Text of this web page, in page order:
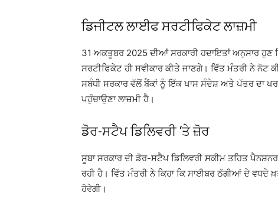
ਡਿਜੀਟਲ ਲਾਈਫ ਸਰਟੀਫਿਕੇਟ ਲਾਜ਼ਮੀ
31 ਅਕਤੂਬਰ 2025 ਦੀਆਂ ਸਰਕਾਰੀ ਹਦਾਇਤਾਂ ਅਨੁਸਾਰ ਹੁਣ
ਸਰਟੀਫਿਕੇਟ ਹੀ ਸਵੀਕਾਰ ਕੀਤੇ ਜਾਣਗੇ। ਵਿੱਤ ਮੰਤਰੀ ਨੇ ਨੋਟ
ਸਬੰਧੀ ਸਰਕਾਰ ਵੱਲੋਂ ਬੈਂਕਾਂ ਨੂੰ ਇੱਕ ਖਾਸ ਸੰਦੇਸ਼ ਅਤੇ ਪੱਤਰ ਦਾ
ਪਹੁੰਚਾਉਣਾ ਲਾਜ਼ਮੀ ਹੈ।
ਡੋਰ-ਸਟੈਪ ਡਿਲਿਵਰੀ ‘ਤੇ ਜ਼ੋਰ
ਸੂਬਾ ਸਰਕਾਰ ਦੀ ਡੋਰ-ਸਟੈਪ ਡਿਲਿਵਰੀ ਸਕੀਮ ਤਹਿਤ
ਰਹੀ ਹੈ। ਵਿੱਤ ਮੰਤਰੀ ਨੇ ਕਿਹਾ ਕਿ ਸਾਈਬਰ ਠੱਗੀਆਂ ਦੇ ਵਧਦੇ
ਹੋਵੇਗੀ।